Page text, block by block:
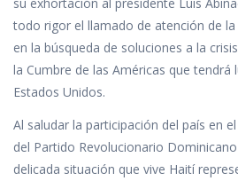
o
k
p
p
n ti
r
todo rigor el llamado de atención de
en la búsqueda de soluciones a la
la Cumbre de las Américas que tendrá
Estados Unidos.
Al saludar la participación del país en
del Partido Revolucionario
delicada situación que vive Haití